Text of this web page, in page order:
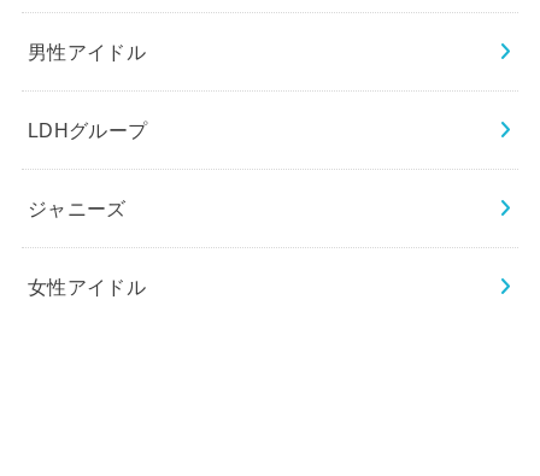
男性アイドル
LDHグループ
ジャニーズ
女性アイドル